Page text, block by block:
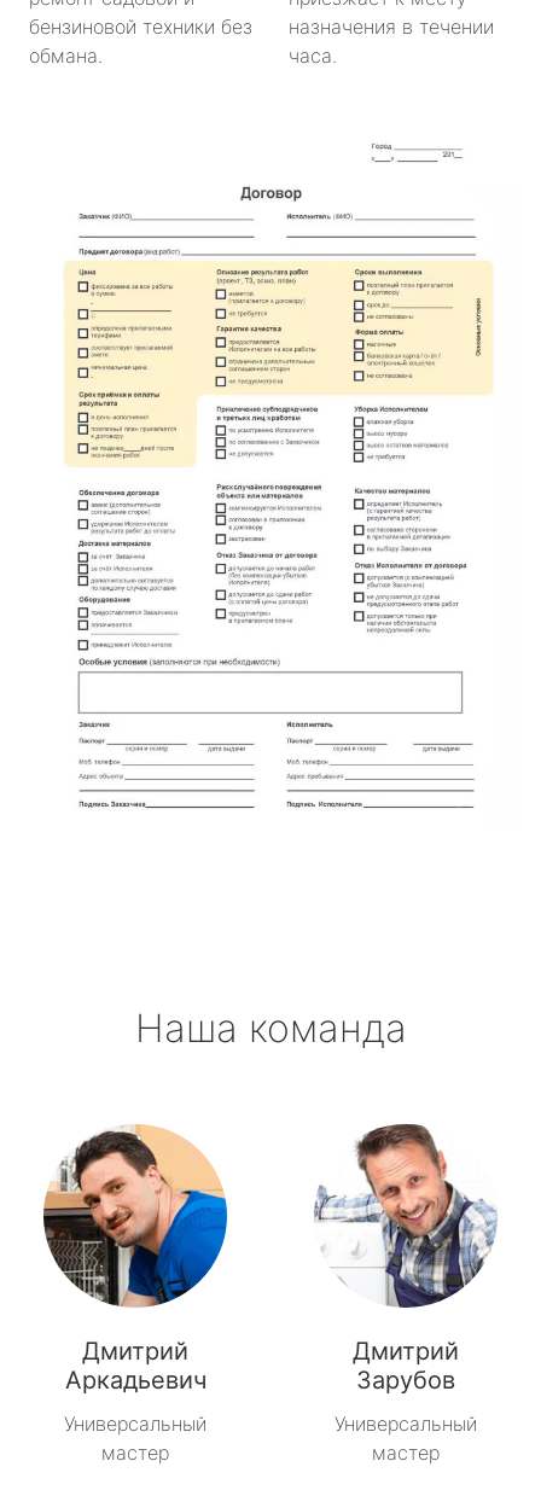
бензиновой техники без
обмана.
назначения в течении
часа.
Наша команда
Дмитрий
Аркадьевич
Универсальный
мастер
Дмитрий
Зарубов
Универсальный
мастер